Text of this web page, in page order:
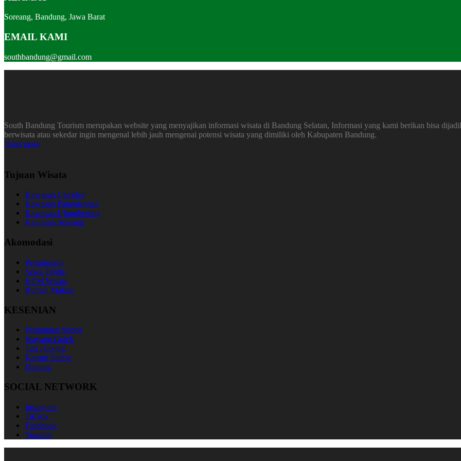
Soreang, Bandung, Jawa Barat
EMAIL KAMI
southbandung@gmail.com
South Bandung Tourism merupakan website yang menyajikan informasi wisata di Bandung Selatan, Informasi yang kami berikan bisa
berwisata atau sekedar ingin mengenal lebih jauh mengenai potensi wisata yang dimiliki oleh Kabupaten Bandung.
Read more
Tujuan Wisata
Kawasan Ciwidey
Kawasan Pangalengan
Kawasan Ujungberung
Kawasan Soreang
Akomodasi
Penginapan
Sewa Tenda
HTM Wisata
Rumah Makan
KESENIAN
Permainan Sunda
Wayang Golek
Tari Jaipong
Kecapi Suling
Degung
SOCIAL NETWORK
Instagram
TikTok
Facebook
Youtube